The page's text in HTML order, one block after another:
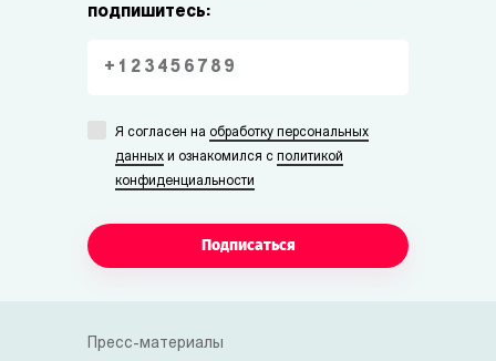
подпишитесь:
Я согласен на обработку персональных
данных и ознакомился с политикой
конфиденциальности
Подписаться
Пресс-материалы